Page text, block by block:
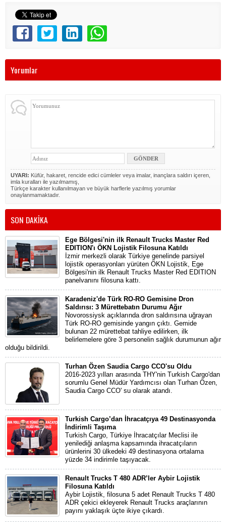
Yorumlar
UYARI: Küfür, hakaret, rencide edici cümleler veya imalar, inançlara saldırı içeren,
imla kuralları ile yazılmamış,
Türkçe karakter kullanılmayan ve büyük harflerle yazılmış yorumlar
onaylanmamaktadır.
SON DAKİKA
Ege Bölgesi'nin ilk Renault Trucks Master Red
EDITION'ı ÖKN Lojistik Filosuna Katıldı
İzmir merkezli olarak Türkiye genelinde parsiyel
lojistik operasyonları yürüten ÖKN Lojistik, Ege
Bölgesi'nin ilk Renault Trucks Master Red EDITION
panelvanını filosuna kattı.
Karadeniz'de Türk RO-RO Gemisine Dron
Saldırısı: 3 Mürettebatın Durumu Ağır
Novorossiysk açıklarında dron saldırısına uğrayan
Türk RO-RO gemisinde yangın çıktı. Gemide
bulunan 22 mürettebat tahliye edilirken, ilk
belirlemelere göre 3 personelin sağlık durumunun ağır
olduğu bildirildi.
Turhan Özen Saudia Cargo CCO'su Oldu
2016-2023 yılları arasında THY'nin Turkish Cargo'dan
sorumlu Genel Müdür Yardımcısı olan Turhan Özen,
Saudia Cargo CCO' su olarak atandı.
Turkish Cargo’dan İhracatçıya 49 Destinasyonda
İndirimli Taşıma
Turkish Cargo, Türkiye İhracatçılar Meclisi ile
yenilediği anlaşma kapsamında ihracatçıların
ürünlerini 30 ülkedeki 49 destinasyona ortalama
yüzde 34 indirimle taşıyacak.
Renault Trucks T 480 ADR’ler Aybir Lojistik
Filosuna Katıldı
Aybir Lojistik, filosuna 5 adet Renault Trucks T 480
ADR çekici ekleyerek Renault Trucks araçlarının
payını yaklaşık üçte ikiye çıkardı.